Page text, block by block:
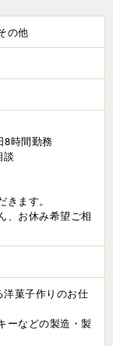
の他
8時間勤務
談
ます。
、お休み希望ご相
洋菓子作りのお仕
ーなどの製造・製